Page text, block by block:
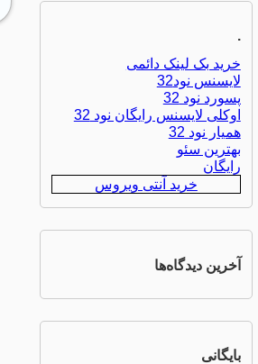
.
خرید بک لینک دائمی
لایسنس نود32
پسورد نود 32
اوکلی لایسنس رایگان نود 32
همیار نود 32
بهترین سئو
رایگان
خرید آنتی ویروس
آخرین دیدگاه‌ها
بایگانی